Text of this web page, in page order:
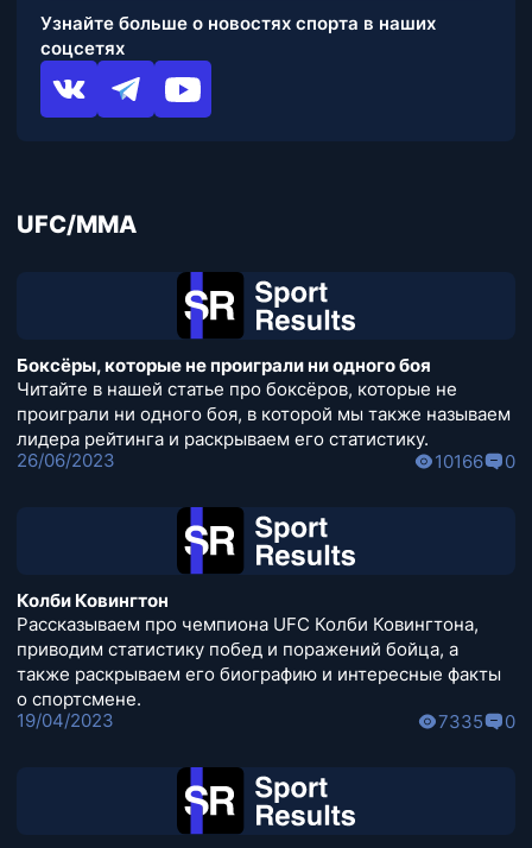
Узнайте больше о новостях спорта в наших
соцсетях
UFC/MMA
Боксёры, которые не проиграли ни одного боя
Читайте в нашей статье про боксёров, которые не
проиграли ни одного боя, в которой мы также называем
лидера рейтинга и раскрываем его статистику.
26/06/2023
10166 0
Колби Ковингтон
Рассказываем про чемпиона UFC Колби Ковингтона,
приводим статистику побед и поражений бойца, а
также раскрываем его биографию и интересные факты
о спортсмене.
19/04/2023
7335 0